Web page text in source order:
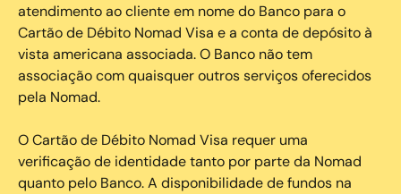
atendimento ao cliente em nome do Banco para o
Cartão de Débito Nomad Visa e a conta de depósito à
vista americana associada. O Banco não tem
associação com quaisquer outros serviços oferecidos
pela Nomad.
O Cartão de Débito Nomad Visa requer uma
verificação de identidade tanto por parte da Nomad
quanto pelo Banco. A disponibilidade de fundos na